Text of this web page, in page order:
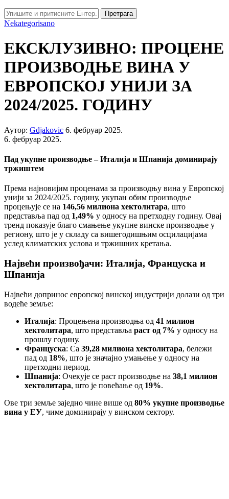
Претрага
Nekategorisano
ЕКСКЛУЗИВНО: ПРОЦЕНЕ
ПРОИЗВОДЊЕ ВИНА У
ЕВРОПСКОЈ УНИЈИ ЗА
2024/2025. ГОДИНУ
Аутор: Gdjakovic 6. фебруар 2025.
6. фебруар 2025.
Пад укупне производње – Италија и Шпанија доминирају
тржиштем
Према најновијим проценама за производњу вина у Европској
унији за 2024/2025. годину, укупан обим производње
процењује се на 146,56 милиона хектолитара, што
представља пад од 1,49% у односу на претходну годину. Овај
тренд показује благо смањење укупне винске производње у
региону, што је у складу са вишегодишњим осцилацијама
услед климатских услова и тржишних кретања.
Највећи произвођачи: Италија, Француска и
Шпанија
Највећи допринос европској винској индустрији долази од три
водеће земље:
Италија: Процењена производња од 41 милион
хектолитара, што представља раст од 7% у односу на
прошлу годину.
Француска: Са 39,28 милиона хектолитара, бележи
пад од 18%, што је значајно умањење у односу на
претходни период.
Шпанија: Очекује се раст производње на 38,1 милион
хектолитара, што је повећање од 19%.
Ове три земље заједно чине више од 80% укупне производње
вина у ЕУ, чиме доминирају у винском сектору.